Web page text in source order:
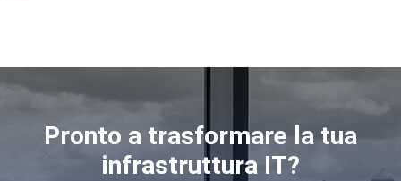
Pronto a trasformare la tua
infrastruttura IT?